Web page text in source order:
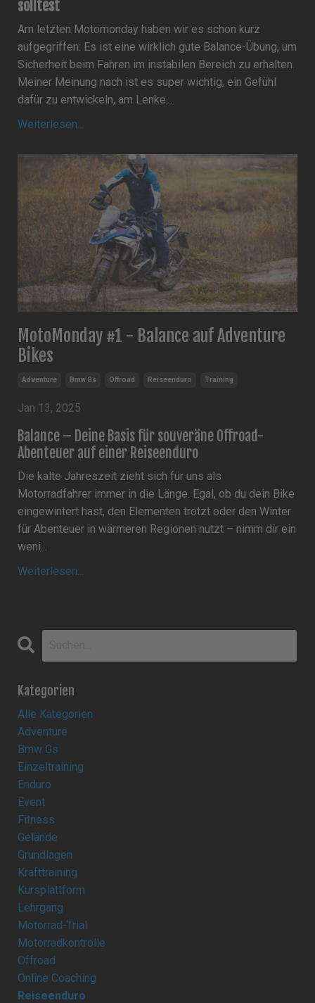
solltest
Am letzten Motomonday haben wir es schon kurz
aufgegriffen: Es ist eine wirklich gute Balance-Übung, um
Sicherheit beim Fahren im instabilen Bereich zu erhalten.
Meiner Meinung nach ist es super wichtig, ein Gefühl
dafür zu entwickeln, am Lenke...
Weiterlesen...
MotoMonday #1 - Balance auf Adventure
Bikes
Adventure Bmw Gs Offroad Reiseenduro Training
Jan 13, 2025
Balance – Deine Basis für souveräne Offroad-
Abenteuer auf einer Reiseenduro
Die kalte Jahreszeit zieht sich für uns als
Motorradfahrer immer in die Länge. Egal, ob du dein Bike
eingewintert hast, den Elementen trotzt oder den Winter
für Abenteuer in wärmeren Regionen nutzt – nimm dir ein
weni...
Weiterlesen...
Kategorien
Alle Kategorien
Adventure
Bmw Gs
Einzeltraining
Enduro
Event
Fitness
Gelände
Grundlagen
Krafttraining
Kursplattform
Lehrgang
Motorrad-Trial
Motorradkontrolle
Offroad
Online Coaching
Reiseenduro